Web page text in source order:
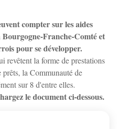
compter sur les aides
Franche-Comté et
pour se développer.
revêtent la forme de prestations
la Communauté de
sur 8 d'entre elles.
le document ci-dessous.